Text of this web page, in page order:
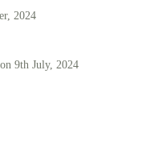
2024
9th July, 2024